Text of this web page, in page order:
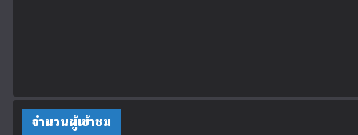
จำนวนผู้เข้าชม